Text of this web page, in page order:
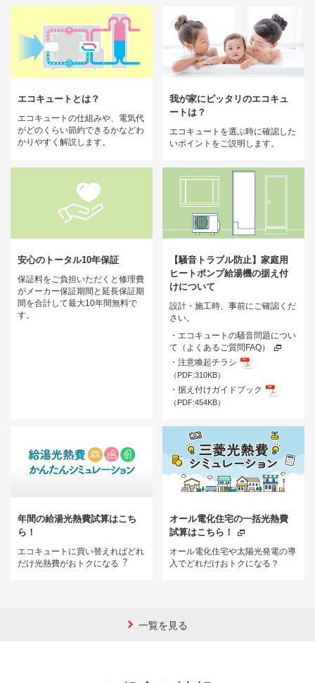
エコキュートとは？
エコキュートの仕組みや、電気代
がどのくらい節約できるかなどわ
かりやすく解説します。
我が家にピッタリのエコキュ
ートは？
エコキュートを選ぶ時に確認した
いポイントをご説明します。
安心のトータル10年保証
保証料をご負担いただくと修理費
がメーカー保証期間と延長保証期
間を合計して最大10年間無料で
す。
【騒音トラブル防止】家庭用
ヒートポンプ給湯機の据え付
けについて
設計・施工時、事前にご確認くだ
さい。
・エコキュートの騒音問題につい
て（よくあるご質問FAQ）
・注意喚起チラシ
（PDF:310KB）
・据え付けガイドブック
（PDF:454KB）
年間の給湯光熱費試算はこち
ら！
エコキュートに買い替えればどれ
だけ光熱費がおトクになる︖
オール電化住宅の一括光熱費
試算はこちら！
オール電化住宅や太陽光発電の導
入でどれだけおトクになる？
一覧を見る